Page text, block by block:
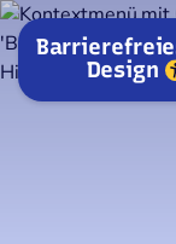
Zum Inhalt
Design